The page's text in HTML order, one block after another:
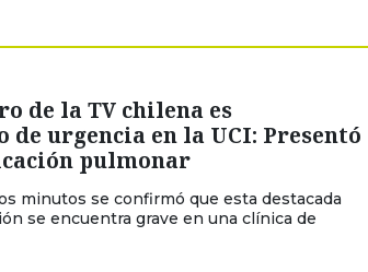
de la TV chilena es
urgencia en la UCI: Presentó
pulmonar
minutos se confirmó que esta destacada
se encuentra grave en una clínica de